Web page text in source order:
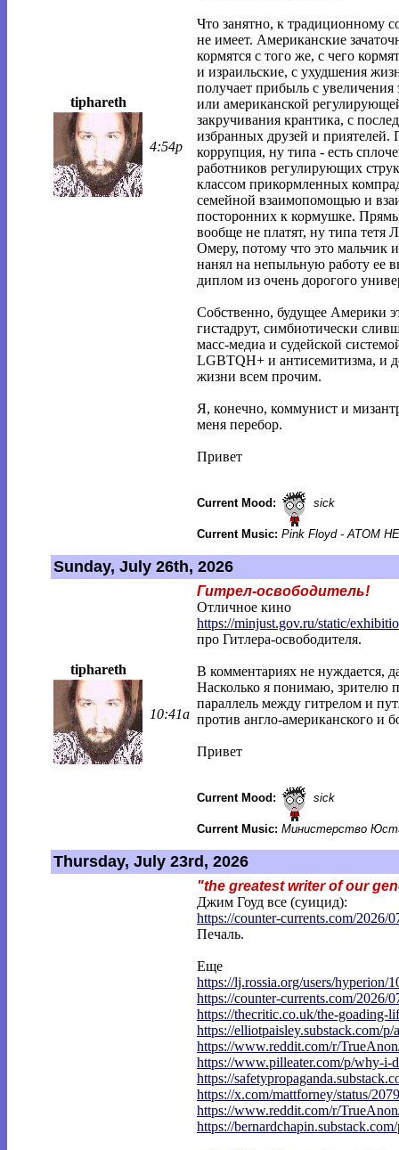
tiphareth
4:54p
Что занятно, к традиционному
не имеет. Американские
кормятся с того же, с чего
и израильские, с ухудшения
получает прибыль с увеличения
или американской
закручивания крантика, с
избранных друзей и приятелей.
коррупция, ну типа - есть
работников регулирующих
классом прикормленных
семейной взаимопомощью и
посторонних к кормушке.
вообще не платят, ну типа тетя
Омеру, потому что это мальчик
нанял на непыльную работу ее
диплом из очень дорогого
Собственно, будущее Америки
гистадрут, симбиотически
масс-медиа и судейской
LGBTQH+ и антисемитизма, и
жизни всем прочим.
Я, конечно, коммунист и
меня перебор.
Привет
Current Mood: sick
Current Music: Pink Floyd - ATOM
Sunday, July 26th, 2026
tiphareth
10:41a
Гитрел-освободитель!
Отличное кино
https://minjust.gov.ru/static/exhibitio
про Гитлера-освободителя.
В комментариях не нуждается,
Насколько я понимаю, зрителю
параллель между гитрелом и
против англо-американского и
Привет
Current Mood: sick
Current Music: Министерство
Thursday, July 23rd, 2026
"the greatest writer of our
Джим Гоуд все (суицид):
https://counter-currents.com/2026/
Печаль.
Еще
https://lj.rossia.org/users/hyperion/
https://counter-currents.com/2026/
https://thecritic.co.uk/the-goading-lif
https://elliotpaisley.substack.com/p/a
https://www.reddit.com/r/
https://www.pilleater.com/p/why-i-d
https://safetypropaganda.substack.c
https://x.com/mattforney/status/
https://www.reddit.com/r/
https://